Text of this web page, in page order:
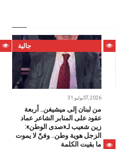
جالية
يوليو 31ST, 2026
من لبنان إلى ميشيغن.. أربعة
عقود على المنابر الشاعر عماد
زين شعيب لـ«صدى الوطن»:
الزجل هوية وطن.. وفنّ لا يموت
ما بقيت الكلمة